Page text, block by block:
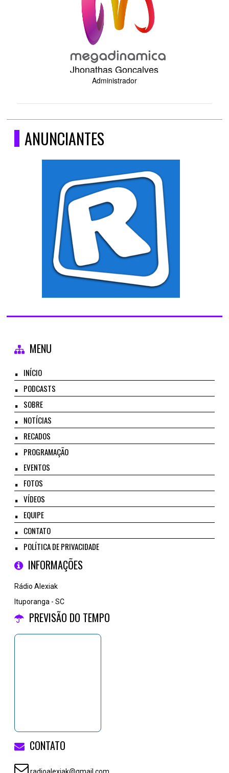
Jhonathas Gonçalves
Administrador
ANUNCIANTES
MENU
INÍCIO
PODCASTS
SOBRE
NOTÍCIAS
RECADOS
PROGRAMAÇÃO
EVENTOS
FOTOS
VÍDEOS
EQUIPE
CONTATO
POLÍTICA DE PRIVACIDADE
INFORMAÇÕES
Rádio Alexiak
Ituporanga - SC
PREVISÃO DO TEMPO
CONTATO